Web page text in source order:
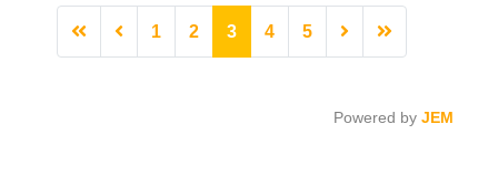
1 2 3 4 5
Powered by JEM